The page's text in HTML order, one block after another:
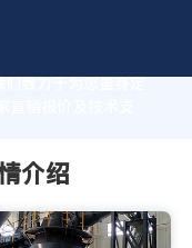
致力于为您量身定
销报价及技术支
介绍